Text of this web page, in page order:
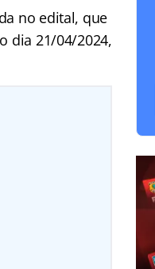
no edital, que
dia 21/04/2024,